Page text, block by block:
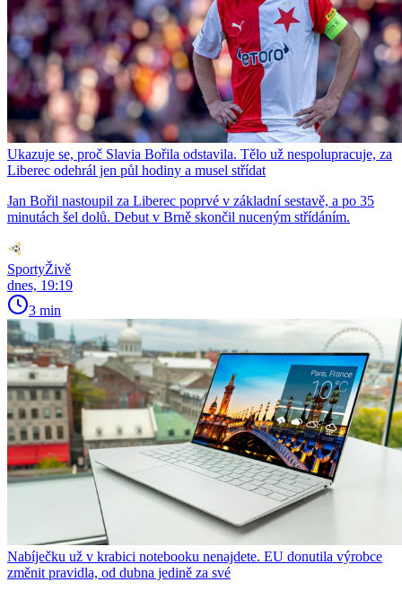
Ukazuje se, proč Slavia Bořila odstavila. Tělo už nespolupracuje, za
Liberec odehrál jen půl hodiny a musel střídat
Jan Bořil nastoupil za Liberec poprvé v základní sestavě, a po 35
minutách šel dolů. Debut v Brně skončil nuceným střídáním.
SportyŽivě
dnes, 19:19
3 min
Nabíječku už v krabici notebooku nenajdete. EU donutila výrobce
změnit pravidla, od dubna jedině za své